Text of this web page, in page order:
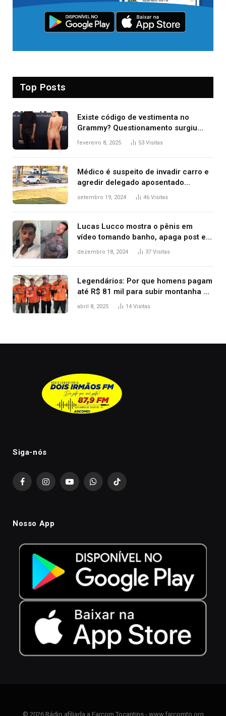
Top Posts
Existe código de vestimenta no
Grammy? Questionamento surgiu
após Bianca Censori, mulher de
fevereiro 8, 2025 53 Visitas
Médico é suspeito de invadir carro e
agredir delegado aposentado
durante confusão no trânsito
setembro 19, 2024 46 Visitas
Lucas Lucco mostra o pênis em
vídeo tomando banho, apaga post e
diz ‘foi mal’
dezembro 18, 2024 37 Visitas
Legendários: Por que homens pagam
até R$ 81 mil para subir montanha e
melhorar casamento?
abril 8, 2025 14 Visitas
Siga-nós
FacebookInstagramYouTubeWhatsAppTikTok
Nosso App
© 2026 Rádio afiliada a Farcom Tocantins - www.farcomto.org